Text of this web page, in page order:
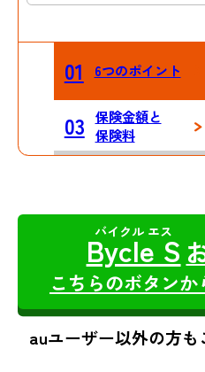
01 6つのポイント
03 保険金額と
保険料
Bycle S
こちらのボタン
auユーザー以外の方も